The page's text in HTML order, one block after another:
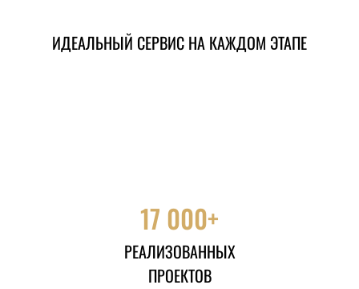
ИДЕАЛЬНЫЙ СЕРВИС НА КАЖДОМ ЭТАПЕ
17 000+
РЕАЛИЗОВАННЫХ
ПРОЕКТОВ